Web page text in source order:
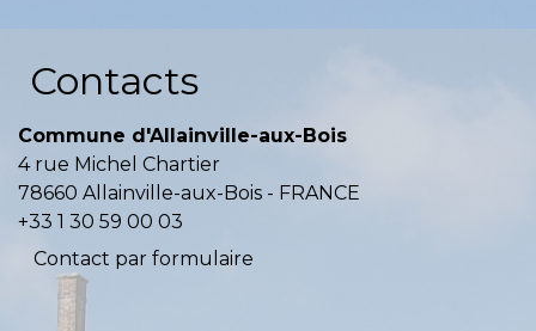
Contacts
Commune d'Allainville-aux-Bois
4 rue Michel Chartier
78660 Allainville-aux-Bois - FRANCE
+33 1 30 59 00 03
Contact par formulaire